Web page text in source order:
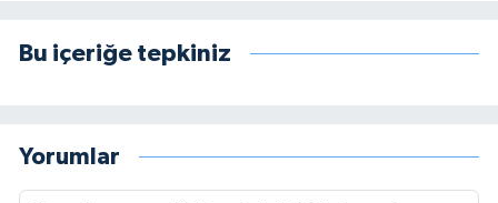
Bu içeriğe tepkiniz
Yorumlar